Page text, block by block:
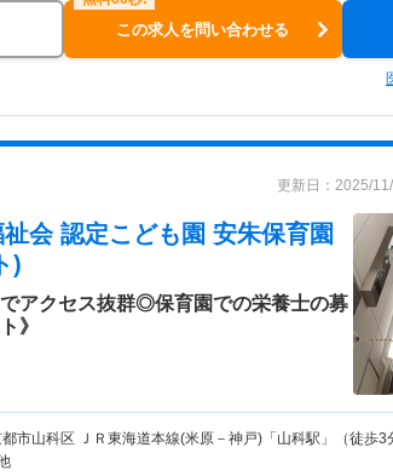
この求人を問い合わせる
更新日：2025/
会 認定こども園 安朱保育園
)
でアクセス抜群◎保育園での栄養士の募
》
市山科区 ＪＲ東海道本線(米原－神戸)「山科駅」（徒歩